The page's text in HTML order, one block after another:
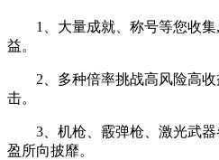
1、大量成就、称号等您收集,
益。
2、多种倍率挑战高风险高收
击。
3、机枪、霰弹枪、激光武器
盈所向披靡。